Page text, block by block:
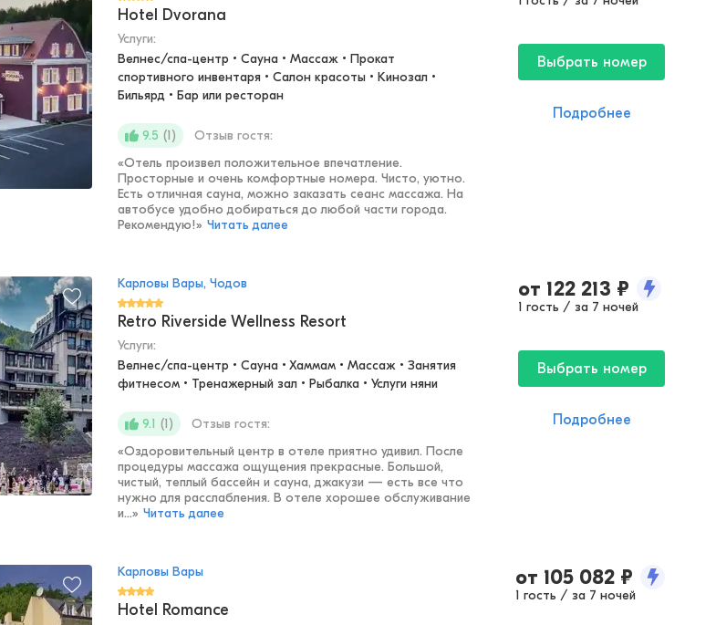
Hotel Dvorana
Услуги:
Велнес/спа-центр • Сауна • Массаж • Прокат
спортивного инвентаря • Салон красоты • Кинозал •
Бильярд • Бар или ресторан
9.5 (1)
Отзыв гостя:
«Отель произвел положительное впечатление.
Просторные и очень комфортные номера. Чисто, уютно.
Есть отличная сауна, можно заказать сеанс массажа. На
автобусе удобно добираться до любой части города.
Рекомендую!» Читать далее
Выбрать номер
Подробнее
Карловы Вары, Чодов
Retro Riverside Wellness Resort
Услуги:
Велнес/спа-центр • Сауна • Хаммам • Массаж • Занятия
фитнесом • Тренажерный зал • Рыбалка • Услуги няни
9.1 (1)
Отзыв гостя:
«Оздоровительный центр в отеле приятно удивил. После
процедуры массажа ощущения прекрасные. Большой,
чистый, теплый бассейн и сауна, джакузи — есть все что
нужно для расслабления. В отеле хорошее обслуживание
и...» Читать далее
от 122 213 ₽
1 гость / за 7 ночей
Выбрать номер
Подробнее
Карловы Вары
Hotel Romance
от 105 082 ₽
1 гость / за 7 ночей